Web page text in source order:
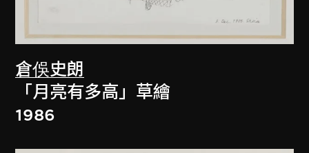
倉俁史朗
「月亮有多高」草繪
1986